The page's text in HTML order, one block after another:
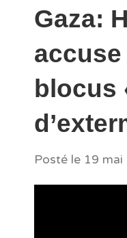
Gaza:
accuse
blocus
Posté le 19 mai